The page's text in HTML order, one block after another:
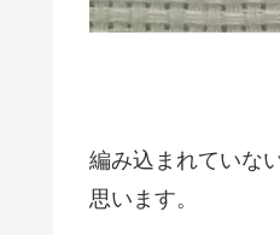
編み込まれていな
思います。